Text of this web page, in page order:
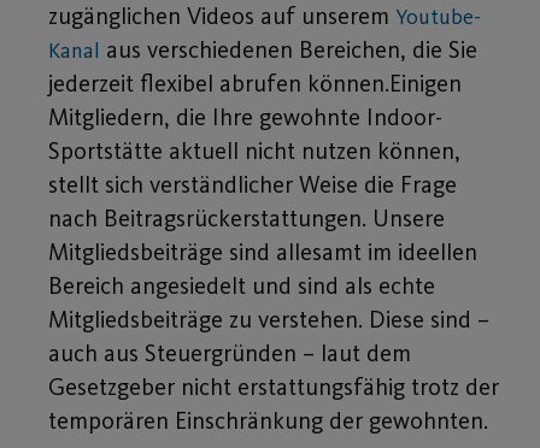
zugänglichen Videos auf unserem Youtube-
Kanal aus verschiedenen Bereichen, die Sie
jederzeit flexibel abrufen können.Einigen
Mitgliedern, die Ihre gewohnte Indoor-
Sportstätte aktuell nicht nutzen können,
stellt sich verständlicher Weise die Frage
nach Beitragsrückerstattungen. Unsere
Mitgliedsbeiträge sind allesamt im ideellen
Bereich angesiedelt und sind als echte
Mitgliedsbeiträge zu verstehen. Diese sind –
auch aus Steuergründen – laut dem
Gesetzgeber nicht erstattungsfähig trotz der
temporären Einschränkung der gewohnten.